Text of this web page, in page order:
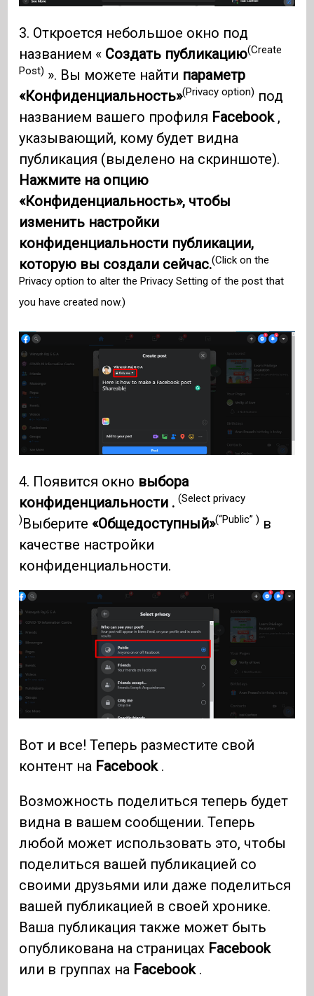
3. Откроется небольшое окно под
названием « Создать публикацию(Create
Post) ». Вы можете найти параметр
«Конфиденциальность»(Privacy option) под
названием вашего профиля Facebook,
указывающий, кому будет видна
публикация (выделено на скриншоте).
Нажмите на опцию
«Конфиденциальность», чтобы
изменить настройки
конфиденциальности публикации,
которую вы создали сейчас.(Click on the
Privacy option to alter the Privacy Setting of the post that
you have created now.)
4. Появится окно выбора
конфиденциальности .(Select privacy
)Выберите «Общедоступный»(“Public” ) в
качестве настройки
конфиденциальности.
Вот и все! Теперь разместите свой
контент на Facebook.
Возможность поделиться теперь будет
видна в вашем сообщении. Теперь
любой может использовать это, чтобы
поделиться вашей публикацией со
своими друзьями или даже поделиться
вашей публикацией в своей хронике.
Ваша публикация также может быть
опубликована на страницах Facebook
или в группах на Facebook.